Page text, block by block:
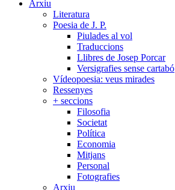
Arxiu
Literatura
Poesia de J. P.
Piulades al vol
Traduccions
Llibres de Josep Porcar
Versigrafies sense cartabó
Vídeopoesia: veus mirades
Ressenyes
+ seccions
Filosofia
Societat
Política
Economia
Mitjans
Personal
Fotografies
Arxiu